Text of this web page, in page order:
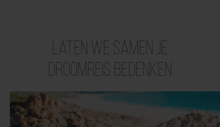
Laten we samen je
droomreis bedenken